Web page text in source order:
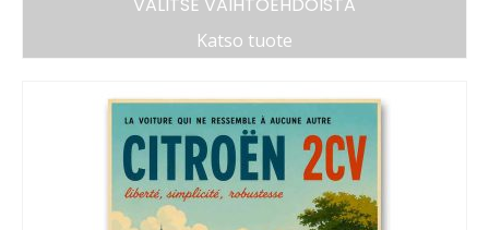
VALITSE VAIHTOEHDOISTA
Katso tuote